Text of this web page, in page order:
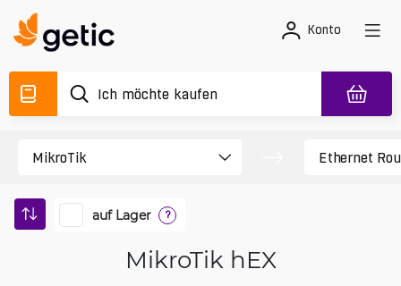
Konto
auf Lager ?
MikroTik hEX